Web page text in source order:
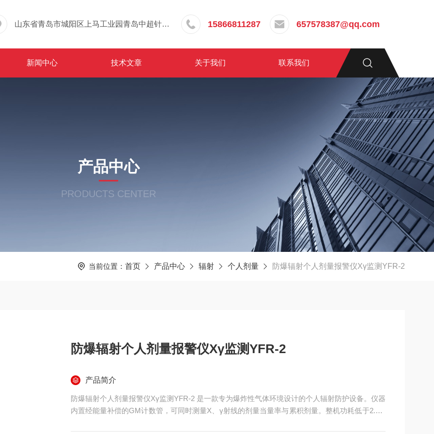
山东省青岛市城阳区上马工业园青岛中超针织有限公司院内东办公楼三层 15866811287 657578387@qq.com
新闻中心 技术文章 关于我们 联系我们
产品中心
PRODUCTS CENTER
当前位置： 首页 产品中心 辐射 个人剂量 防爆辐射个人剂量报警仪Xγ监测YFR-2
防爆辐射个人剂量报警仪Xγ监测YFR-2
产品简介
防爆辐射个人剂量报警仪Xγ监测YFR-2 是一款专为爆炸性气体环境设计的个人辐射防护设备。仪器
内置经能量补偿的GM计数管，可同时测量X、γ射线的剂量当量率与累积剂量。整机功耗低于2.5m